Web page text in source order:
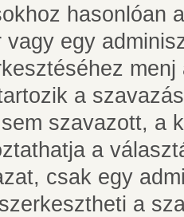
hasonlóan
vagy egy
a
szavazott, a
a
csak egy
a